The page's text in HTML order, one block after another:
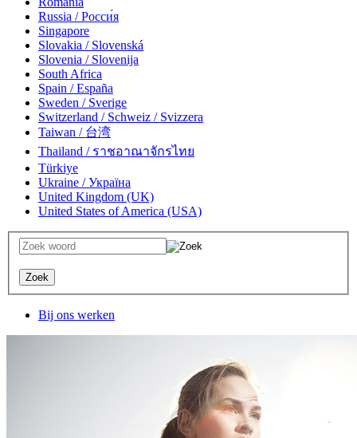
Russia / Росси́я
Singapore
Slovakia / Slovenská
Slovenia / Slovenija
South Africa
Spain / España
Sweden / Sverige
Switzerland / Schweiz / Svizzera
Taiwan / 台湾
Thailand / ราชอาณาจักรไทย
Türkiye
Ukraine / Україна
United Kingdom (UK)
United States of America (USA)
Bij ons werken